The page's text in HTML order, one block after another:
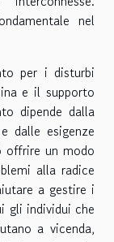
nel
per i disturbi
e il supporto
dipende dalla
dalle esigenze
offrire un modo
alla radice
a gestire i
gli individui che
a vicenda,